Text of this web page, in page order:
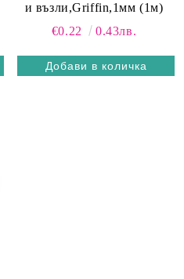
и възли,Griffin,1мм (1м)
€0.22
0.43лв.